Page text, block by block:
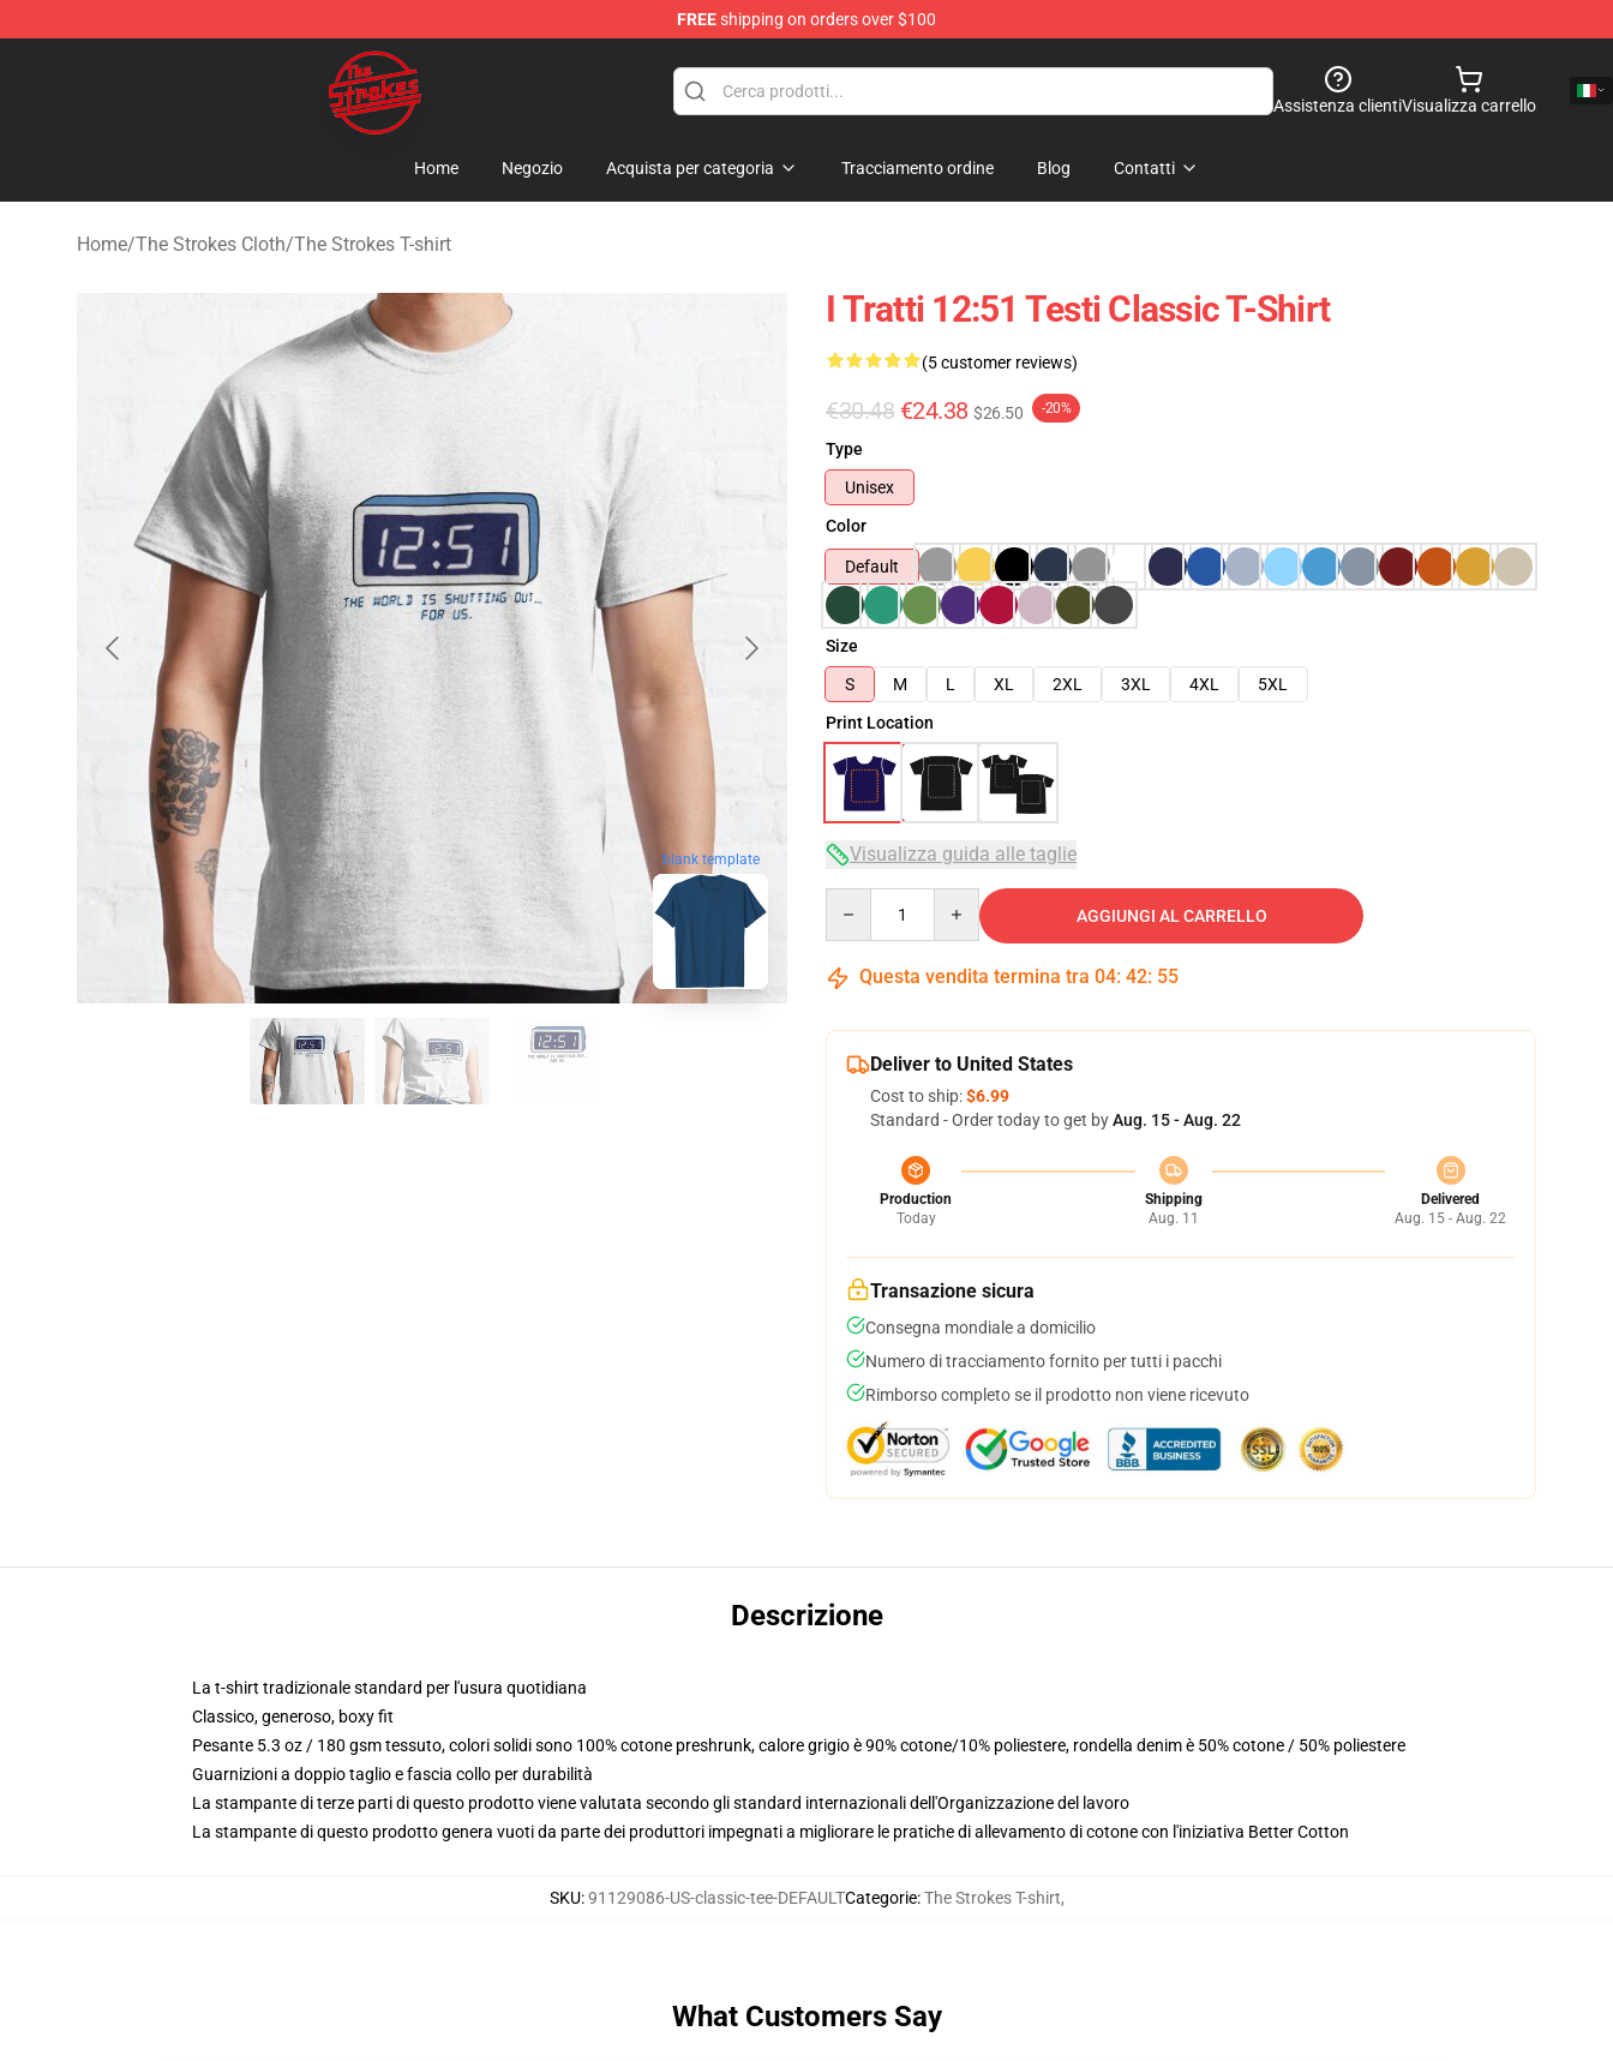
FREEshipping on orders over $100
The Strokes Shop - Official The Strokes Merchandise Store
Assistenza clientiVisualizza carrello
Home Negozio Acquista per categoria Tracciamento ordine Blog Contatti
Home/The Strokes Cloth/The Strokes T-shirt
blank template
I Tratti 12:51 Testi Classic T-Shirt
(5 customer reviews)
€30.48 €24.38 $26.50 -20%
Type
Unisex
Color
Default
Size
S
M L XL 2XL 3XL 4XL
5XL
Print Location
Visualizza guida alle taglie
AGGIUNGI AL CARRELLO
Questa vendita termina tra 04: 42: 54
Deliver to United States
Cost to ship:$6.99
Standard - Order today to get byAug. 15 - Aug. 22
Production
Today
Shipping
Aug. 11
Delivered
Aug. 15 - Aug. 22
Transazione sicura
Consegna mondiale a domicilio
Numero di tracciamento fornito per tutti i pacchi
Rimborso completo se il prodotto non viene ricevuto
Descrizione
La t-shirt tradizionale standard per l'usura quotidiana
Classico, generoso, boxy fit
Pesante 5.3 oz / 180 gsm tessuto, colori solidi sono 100% cotone preshrunk, calore grigio è 90% cotone/10% poliestere, rondella denim è 50% cotone / 50% poliestere
Guarnizioni a doppio taglio e fascia collo per durabilità
La stampante di terze parti di questo prodotto viene valutata secondo gli standard internazionali dell'Organizzazione del lavoro
La stampante di questo prodotto genera vuoti da parte dei produttori impegnati a migliorare le pratiche di allevamento di cotone con l'iniziativa Better Cotton
SKU:91129086-US-classic-tee-DEFAULTCategorie:The Strokes T-shirt,
What Customers Say